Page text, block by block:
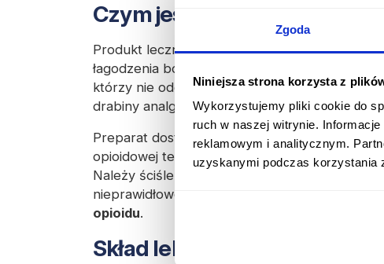
Zgoda
Niniejsza strona korzysta z
Wykorzystujemy pliki cookie do
ruch w naszej witrynie.
reklamowym i analitycznym.
uzyskanymi podczas korzystania
Czym jest Doreta?
Produkt leczniczy Doreta to lek
łagodzenia bólu o nasileniu
którzy nie odczuwają poprawy stanu po
drabiny analgetycznej.
Preparat dostępny jest wyłącznie nareceptę.
opioidowej terapia powinna odbywać się
Należy ściśle przestrzegać wszystkich
nieprawidłowe stosowanie może skutkować
opioidu.
Skład leku